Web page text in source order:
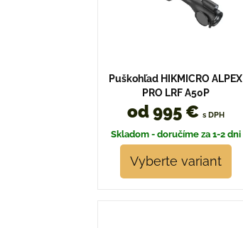
Puškohľad HIKMICRO ALPEX
PRO LRF A50P
od 995 € s DPH
Skladom - doručíme za 1-2 dni
Vyberte variant